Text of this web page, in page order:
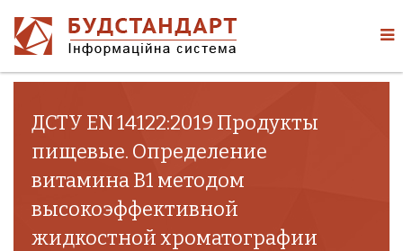
ДСТУ EN 14122:2019 Продукты
пищевые. Определение
витамина В1 методом
высокоэффективной
жидкостной хроматографии